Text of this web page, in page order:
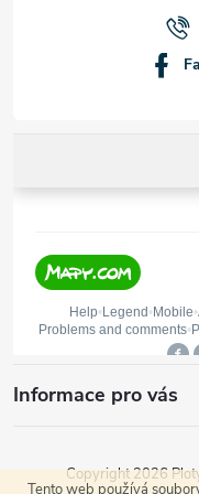
Tento web používá
Informace pro vás
Copyright 2026